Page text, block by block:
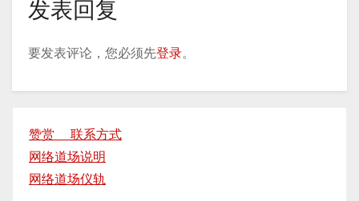
发表回复
要发表评论，您必须先登录。
赞赏 联系方式
网络道场说明
网络道场仪轨